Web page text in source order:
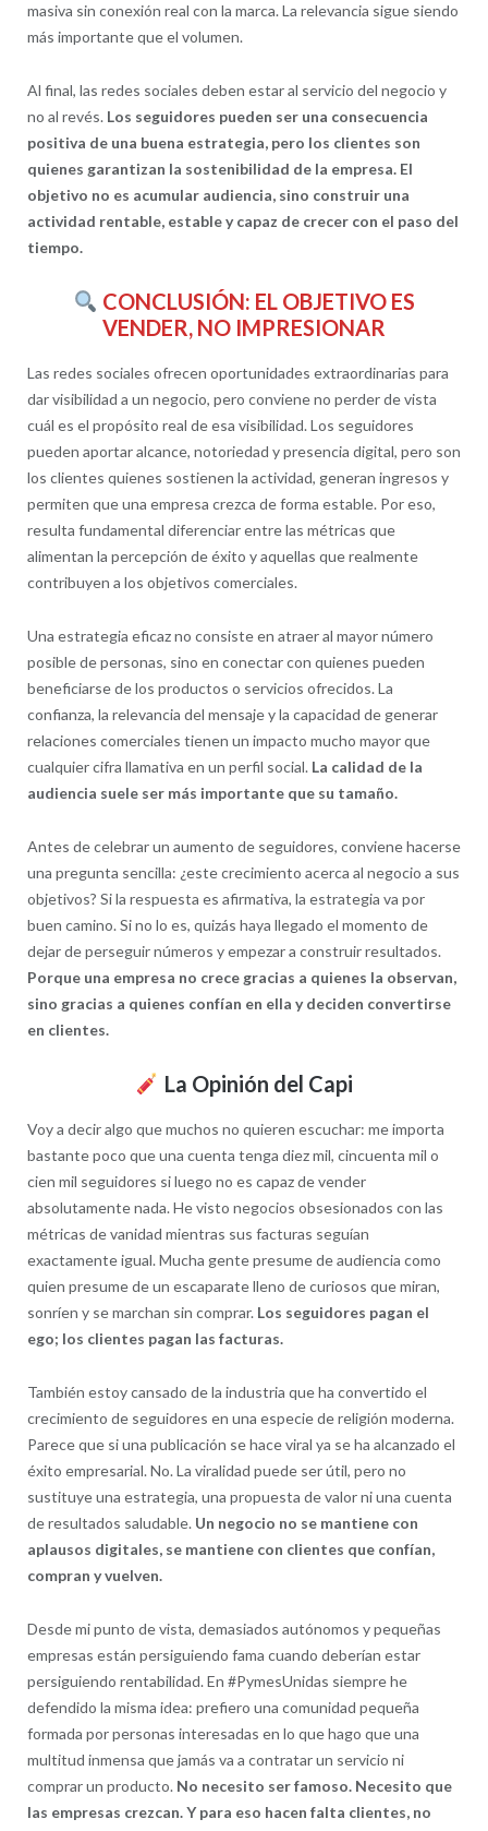
masiva sin conexión real con la marca. La relevancia sigue siendo
más importante que el volumen.
Al final, las redes sociales deben estar al servicio del negocio y
no al revés. Los seguidores pueden ser una consecuencia
positiva de una buena estrategia, pero los clientes son
quienes garantizan la sostenibilidad de la empresa. El
objetivo no es acumular audiencia, sino construir una
actividad rentable, estable y capaz de crecer con el paso del
tiempo.
CONCLUSIÓN: EL OBJETIVO ES
VENDER, NO IMPRESIONAR
Las redes sociales ofrecen oportunidades extraordinarias para
dar visibilidad a un negocio, pero conviene no perder de vista
cuál es el propósito real de esa visibilidad. Los seguidores
pueden aportar alcance, notoriedad y presencia digital, pero son
los clientes quienes sostienen la actividad, generan ingresos y
permiten que una empresa crezca de forma estable. Por eso,
resulta fundamental diferenciar entre las métricas que
alimentan la percepción de éxito y aquellas que realmente
contribuyen a los objetivos comerciales.
Una estrategia eficaz no consiste en atraer al mayor número
posible de personas, sino en conectar con quienes pueden
beneficiarse de los productos o servicios ofrecidos. La
confianza, la relevancia del mensaje y la capacidad de generar
relaciones comerciales tienen un impacto mucho mayor que
cualquier cifra llamativa en un perfil social. La calidad de la
audiencia suele ser más importante que su tamaño.
Antes de celebrar un aumento de seguidores, conviene hacerse
una pregunta sencilla: ¿este crecimiento acerca al negocio a sus
objetivos? Si la respuesta es afirmativa, la estrategia va por
buen camino. Si no lo es, quizás haya llegado el momento de
dejar de perseguir números y empezar a construir resultados.
Porque una empresa no crece gracias a quienes la observan,
sino gracias a quienes confían en ella y deciden convertirse
en clientes.
La Opinión del Capi
Voy a decir algo que muchos no quieren escuchar: me importa
bastante poco que una cuenta tenga diez mil, cincuenta mil o
cien mil seguidores si luego no es capaz de vender
absolutamente nada. He visto negocios obsesionados con las
métricas de vanidad mientras sus facturas seguían
exactamente igual. Mucha gente presume de audiencia como
quien presume de un escaparate lleno de curiosos que miran,
sonríen y se marchan sin comprar. Los seguidores pagan el
ego; los clientes pagan las facturas.
También estoy cansado de la industria que ha convertido el
crecimiento de seguidores en una especie de religión moderna.
Parece que si una publicación se hace viral ya se ha alcanzado el
éxito empresarial. No. La viralidad puede ser útil, pero no
sustituye una estrategia, una propuesta de valor ni una cuenta
de resultados saludable. Un negocio no se mantiene con
aplausos digitales, se mantiene con clientes que confían,
compran y vuelven.
Desde mi punto de vista, demasiados autónomos y pequeñas
empresas están persiguiendo fama cuando deberían estar
persiguiendo rentabilidad. En #PymesUnidas siempre he
defendido la misma idea: prefiero una comunidad pequeña
formada por personas interesadas en lo que hago que una
multitud inmensa que jamás va a contratar un servicio ni
comprar un producto. No necesito ser famoso. Necesito que
las empresas crezcan. Y para eso hacen falta clientes, no